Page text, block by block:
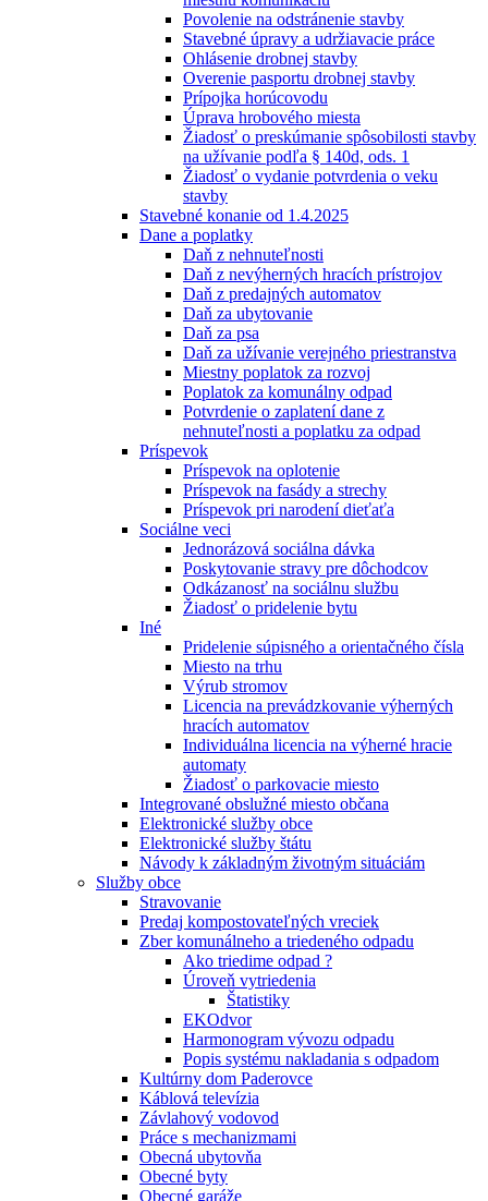
Povolenie na odstránenie stavby
Stavebné úpravy a udržiavacie práce
Ohlásenie drobnej stavby
Overenie pasportu drobnej stavby
Prípojka horúcovodu
Úprava hrobového miesta
Žiadosť o preskúmanie spôsobilosti stavby
na užívanie podľa § 140d, ods. 1
Žiadosť o vydanie potvrdenia o veku
stavby
Stavebné konanie od 1.4.2025
Dane a poplatky
Daň z nehnuteľnosti
Daň z nevýherných hracích prístrojov
Daň z predajných automatov
Daň za ubytovanie
Daň za psa
Daň za užívanie verejného priestranstva
Miestny poplatok za rozvoj
Poplatok za komunálny odpad
Potvrdenie o zaplatení dane z
nehnuteľnosti a poplatku za odpad
Príspevok
Príspevok na oplotenie
Príspevok na fasády a strechy
Príspevok pri narodení dieťaťa
Sociálne veci
Jednorázová sociálna dávka
Poskytovanie stravy pre dôchodcov
Odkázanosť na sociálnu službu
Žiadosť o pridelenie bytu
Iné
Pridelenie súpisného a orientačného čísla
Miesto na trhu
Výrub stromov
Licencia na prevádzkovanie výherných
hracích automatov
Individuálna licencia na výherné hracie
automaty
Žiadosť o parkovacie miesto
Integrované obslužné miesto občana
Elektronické služby obce
Elektronické služby štátu
Návody k základným životným situáciám
Služby obce
Stravovanie
Predaj kompostovateľných vreciek
Zber komunálneho a triedeného odpadu
Ako triedime odpad ?
Úroveň vytriedenia
Štatistiky
EKOdvor
Harmonogram vývozu odpadu
Popis systému nakladania s odpadom
Kultúrny dom Paderovce
Káblová televízia
Závlahový vodovod
Práce s mechanizmami
Obecná ubytovňa
Obecné byty
Obecné garáže